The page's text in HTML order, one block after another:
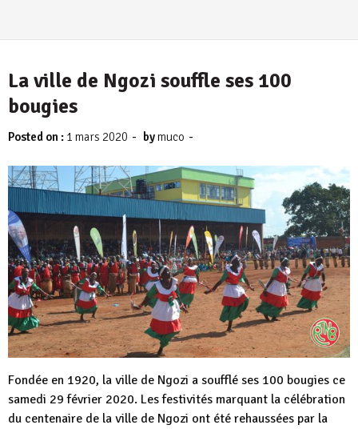
La ville de Ngozi souffle ses 100
bougies
Posted on : 1 mars 2020 - bymuco -
Fondée en 1920, la ville de Ngozi a soufflé ses 100 bougies ce
samedi 29 février 2020. Les festivités marquant la célébration
du centenaire de la ville de Ngozi ont été rehaussées par la